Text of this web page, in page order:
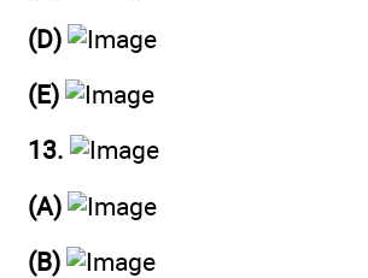
(D)
(E)
13.
(A)
(B)